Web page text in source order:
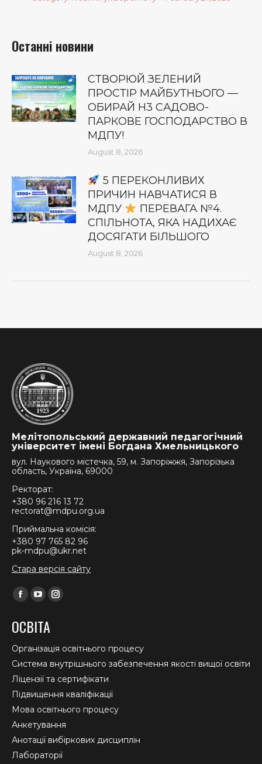
Останні новини
СТВОРЮЙ ЗЕЛЕНИЙ
ПРОСТІР МАЙБУТНЬОГО —
ОБИРАЙ Н3 САДОВО-
ПАРКОВЕ ГОСПОДАРСТВО В
МДПУ!
August 8, 2026
5 ПЕРЕКОНЛИВИХ
ПРИЧИН НАВЧАТИСЯ В
МДПУ
ПЕРЕВАГА №4.
СПІЛЬНОТА, ЯКА НАДИХАЄ
ДОСЯГАТИ БІЛЬШОГО
August 8, 2026
Мелітопольський державний педагогічний
університет імені Богдана Хмельницького
вул. Наукового містечка, 59, м. Запоріжжя, Запорізька
область, Україна, 69000
Ректорат:
+380 96 216 13 72
rectorat@mdpu.org.ua
Приймальна комісія:
+380 97 765 82 96
pk-mdpu@ukr.net
Стара версія сайту
Find us on:
Facebook
opens
in
new
window
YouTube
opens
in
new
window
Instagram
in
new
window
ОСВІТА
Організація освітнього процесу
Система внутрішнього забезпечення якості вищої освіти
Ліцензії та сертифікати
Підвищення кваліфікації
Мова освітнього процесу
Анкетування
Анотації вибіркових дисциплін
Лабораторії